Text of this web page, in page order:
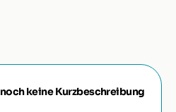
keine Kurzbeschreibung